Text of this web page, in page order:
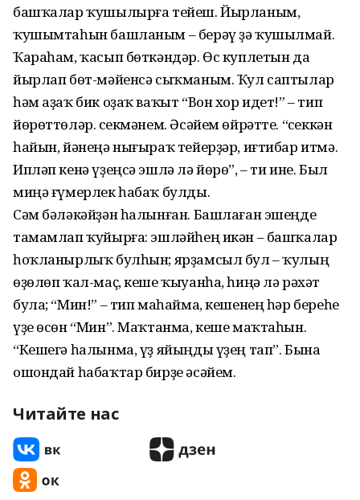
башҡалар ҡушылырға тейеш. Йырланым,
ҡушымтаһын башланым – берәү ҙә ҡушылмай.
Ҡараһам, ҡасып бөткәндәр. Өс куплетын да
йырлап бөт-мәйенсә сыҡманым. Ҡул саптылар
һәм аҙаҡ бик оҙаҡ ваҡыт “Вон хор идет!” – тип
йөрөттөләр. Үсекмәнем. Әсәйем өйрәтте. “Үсеккән
һайын, йәнеңә нығыраҡ тейерҙәр, иғтибар итмә.
Ипләп кенә үҙеңсә эшлә лә йөрө”, – ти ине. Был
миңә ғүмерлек һабаҡ булды.
Сәм бәләкәйҙән һалынған. Башлаған эшеңде
тамамлап ҡуйырға: эшләйһең икән – башҡалар
һоҡланырлыҡ булһын; ярҙамсыл бул – ҡулың
өҙөлөп ҡал-маҫ, кеше ҡыуанһа, һиңә лә рәхәт
була; “Мин!” – тип маһайма, кешенең һәр береһе
үҙе өсөн “Мин”. Маҡтанма, кеше маҡтаһын.
“Кешегә һалынма, үҙ яйыңды үҙең тап”. Бына
ошондай һабаҡтар бирҙе әсәйем.
Читайте нас